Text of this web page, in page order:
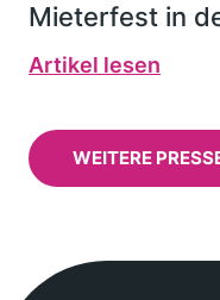
Mieterfest in
Artikel lesen
WEITERE